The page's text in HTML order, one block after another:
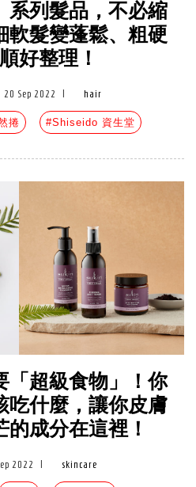
系列髮品，不必縮
軟髮變蓬鬆、粗硬
好整理！
20 Sep 2022 hair
捲 #Shiseido 資生堂
「超級食物」！你
吃什麼，讓你皮膚
成分在這裡！
2022 skincare